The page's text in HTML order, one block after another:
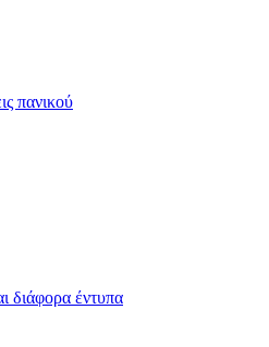
πανικού
διάφορα έντυπα